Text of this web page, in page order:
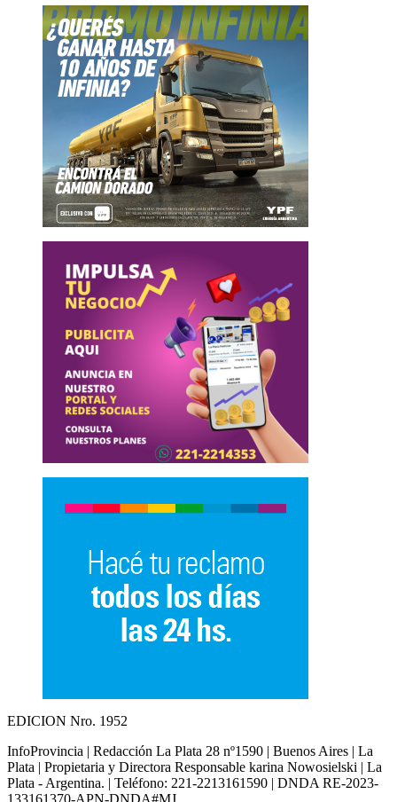
EDICION Nro. 1952
InfoProvincia | Redacción La Plata 28 nº1590 | Buenos Aires | La
Plata | Propietaria y Directora Responsable karina Nowosielski | La
Plata - Argentina. | Teléfono: 221-2213161590 | DNDA RE-2023-
133161370-APN-DNDA#MJ